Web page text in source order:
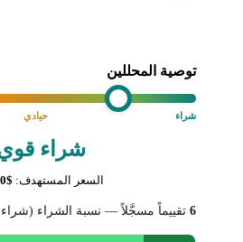
توصية المحللين
حيادي شراء
شراء قوي
السعر المستهدف: $26.50
6تقييماً مسجَّلاً — نسبة الشراء